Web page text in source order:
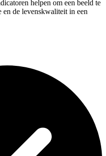
helpen om een beeld te
en de levenskwaliteit in een